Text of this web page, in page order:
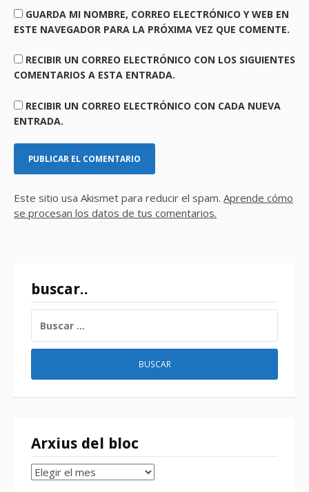
GUARDA MI NOMBRE, CORREO ELECTRÓNICO Y WEB EN
ESTE NAVEGADOR PARA LA PRÓXIMA VEZ QUE COMENTE.
RECIBIR UN CORREO ELECTRÓNICO CON LOS SIGUIENTES
COMENTARIOS A ESTA ENTRADA.
RECIBIR UN CORREO ELECTRÓNICO CON CADA NUEVA
ENTRADA.
Este sitio usa Akismet para reducir el spam. Aprende cómo
se procesan los datos de tus comentarios.
buscar..
Arxius del bloc
Arxius